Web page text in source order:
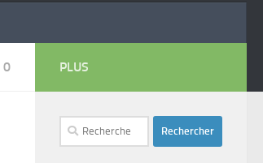
0 PLUS
Rechercher :